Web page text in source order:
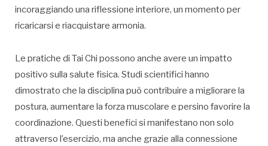
incoraggiando una riflessione interiore, un momento per
ricaricarsi e riacquistare armonia.
Le pratiche di Tai Chi possono anche avere un impatto
positivo sulla salute fisica. Studi scientifici hanno
dimostrato che la disciplina può contribuire a migliorare la
postura, aumentare la forza muscolare e persino favorire la
coordinazione. Questi benefici si manifestano non solo
attraverso l’esercizio, ma anche grazie alla connessione